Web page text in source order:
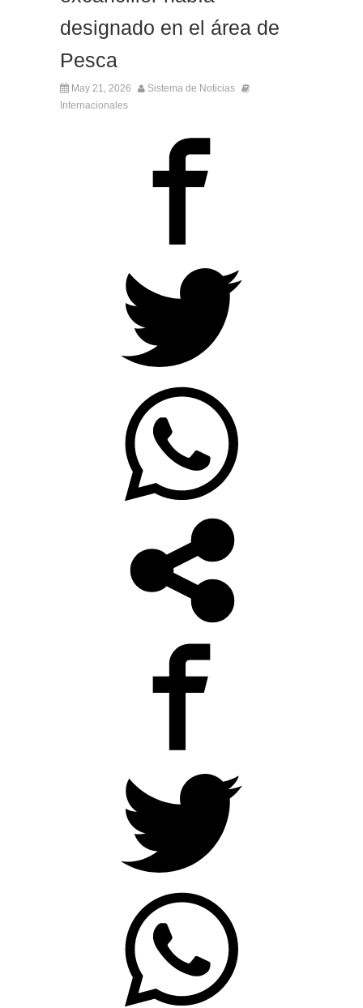
designado en el área de
Pesca
May 21, 2026
Sistema de Noticias
Internacionales